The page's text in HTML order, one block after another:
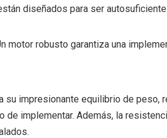
diseñados para ser
motor robusto garantiza una
su impresionante equilibrio de peso,
implementar. Además, la